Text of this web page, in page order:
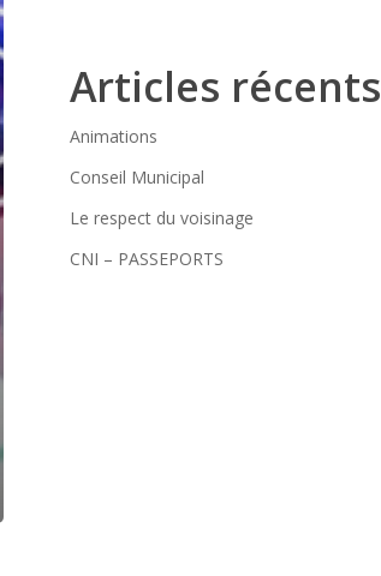
Articles récents
Animations
Conseil Municipal
Le respect du voisinage
CNI – PASSEPORTS